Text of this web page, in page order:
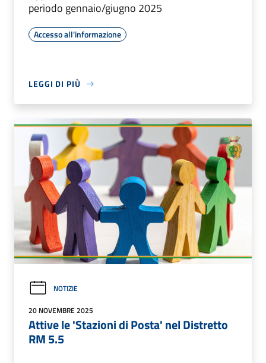
periodo gennaio/giugno 2025
Accesso all'informazione
LEGGI DI PIÙ
NOTIZIE
20 NOVEMBRE 2025
Attive le 'Stazioni di Posta' nel Distretto
RM 5.5